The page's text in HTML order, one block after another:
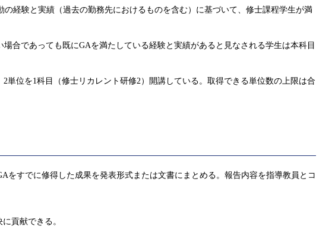
経験と実績（過去の勤務先におけるものを含む）に基づいて、修士課程学生が満
合であっても既にGAを満たしている経験と実績があると見なされる学生は本科目
単位を1科目（修士リカレント研修2）開講している。取得できる単位数の上限は合
すでに修得した成果を発表形式または文書にまとめる。報告内容を指導教員とコ
貢献できる。